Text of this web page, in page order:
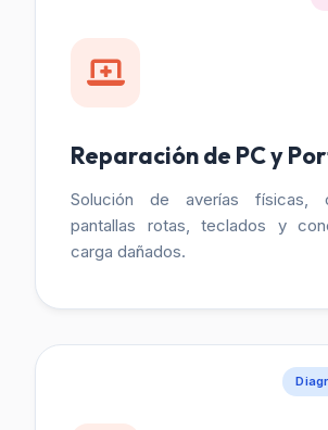
Reparación de PC y
Solución de averías físicas,
pantallas rotas, teclados y
carga dañados.